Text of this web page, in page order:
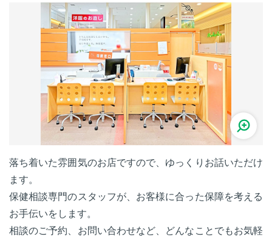
落ち着いた雰囲気のお店ですので、ゆっくりお話いただけ
ます。
保健相談専門のスタッフが、お客様に合った保障を考える
お手伝いをします。
相談のご予約、お問い合わせなど、どんなことでもお気軽